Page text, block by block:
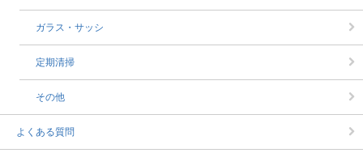
ガラス・サッシ
定期清掃
その他
よくある質問